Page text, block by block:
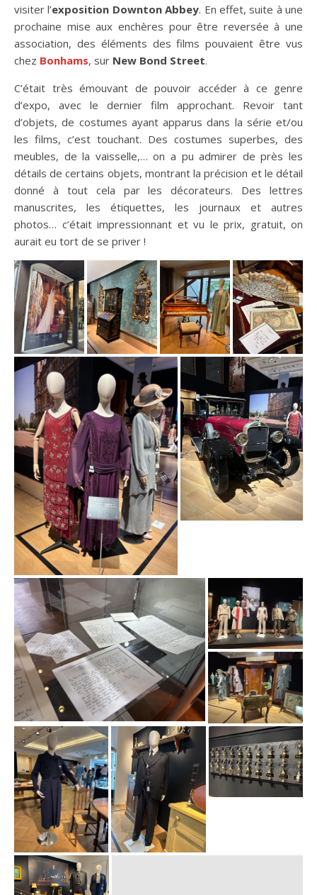
visiter l’exposition Downton Abbey. En effet, suite à une
prochaine mise aux enchères pour être reversée à une
association, des éléments des films pouvaient être vus
chez Bonhams, sur New Bond Street.
C’était très émouvant de pouvoir accéder à ce genre
d’expo, avec le dernier film approchant. Revoir tant
d’objets, de costumes ayant apparus dans la série et/ou
les films, c’est touchant. Des costumes superbes, des
meubles, de la vaisselle,… on a pu admirer de près les
détails de certains objets, montrant la précision et le détail
donné à tout cela par les décorateurs. Des lettres
manuscrites, les étiquettes, les journaux et autres
photos… c’était impressionnant et vu le prix, gratuit, on
aurait eu tort de se priver !